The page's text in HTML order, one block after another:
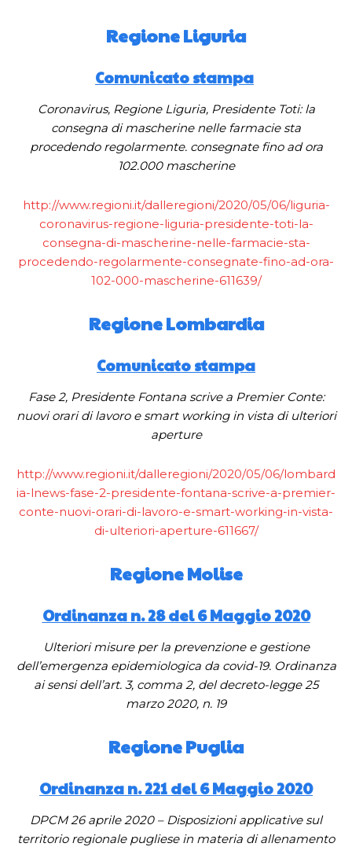
Regione Liguria
Comunicato stampa
Coronavirus, Regione Liguria, Presidente Toti: la
consegna di mascherine nelle farmacie sta
procedendo regolarmente. consegnate fino ad ora
102.000 mascherine
http://www.regioni.it/dalleregioni/2020/05/06/liguria-
coronavirus-regione-liguria-presidente-toti-la-
consegna-di-mascherine-nelle-farmacie-sta-
procedendo-regolarmente-consegnate-fino-ad-ora-
102-000-mascherine-611639/
Regione Lombardia
Comunicato stampa
Fase 2, Presidente Fontana scrive a Premier Conte:
nuovi orari di lavoro e smart working in vista di ulteriori
aperture
http://www.regioni.it/dalleregioni/2020/05/06/lombard
ia-lnews-fase-2-presidente-fontana-scrive-a-premier-
conte-nuovi-orari-di-lavoro-e-smart-working-in-vista-
di-ulteriori-aperture-611667/
Regione Molise
Ordinanza n. 28 del 6 Maggio 2020
Ulteriori misure per la prevenzione e gestione
dell’emergenza epidemiologica da covid-19. Ordinanza
ai sensi dell’art. 3, comma 2, del decreto-legge 25
marzo 2020, n. 19
Regione Puglia
Ordinanza n. 221 del 6 Maggio 2020
DPCM 26 aprile 2020 – Disposizioni applicative sul
territorio regionale pugliese in materia di allenamento